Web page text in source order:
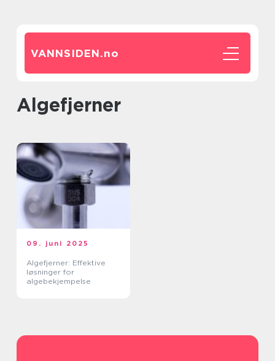
VANNSIDEN.no
Algefjerner
09. juni 2025
Algefjerner: Effektive
løsninger for
algebekjempelse